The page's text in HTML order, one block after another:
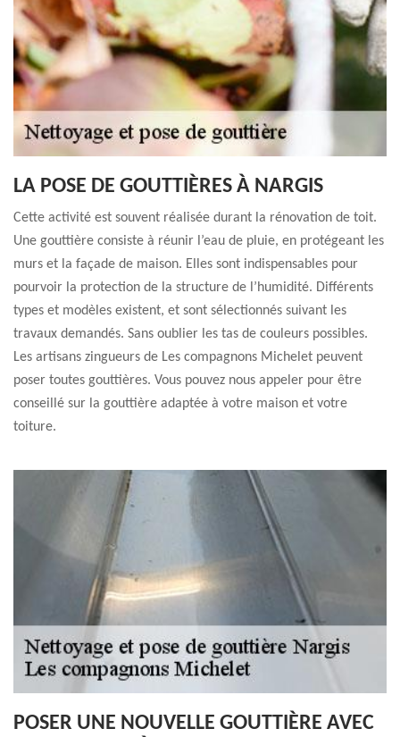
LA POSE DE GOUTTIÈRES À NARGIS
Cette activité est souvent réalisée durant la rénovation de toit.
Une gouttière consiste à réunir l’eau de pluie, en protégeant les
murs et la façade de maison. Elles sont indispensables pour
pourvoir la protection de la structure de l’humidité. Différents
types et modèles existent, et sont sélectionnés suivant les
travaux demandés. Sans oublier les tas de couleurs possibles.
Les artisans zingueurs de Les compagnons Michelet peuvent
poser toutes gouttières. Vous pouvez nous appeler pour être
conseillé sur la gouttière adaptée à votre maison et votre
toiture.
POSER UNE NOUVELLE GOUTTIÈRE AVEC